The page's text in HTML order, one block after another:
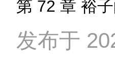
第 72 章 裕子
发布于